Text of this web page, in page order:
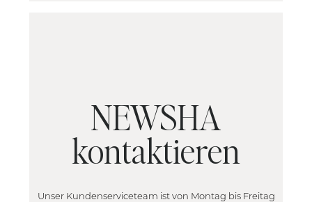
NEWSHA
kontaktieren
Unser Kundenserviceteam ist von Montag bis Freitag